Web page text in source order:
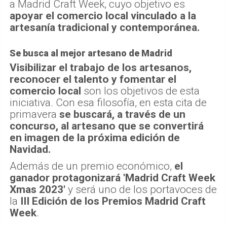
comercio localson los objetivos de esta
iniciativa. Con esa filosofía, en esta cita de
primaverase buscará, a través de un
en imagen de la próxima edición de
Navidad.
Además de un premio económico,el
ganador protagonizará 'Madrid Craft Week
Xmas 2023'y será uno de los portavoces de
laIII Edición de los Premios Madrid Craft
Week.
Para participar, deben
su obra y explicar por qué representa los
valores y el carácter de Madrid Craft Week
y su edición especial navideña al correo
concursos@madridcraftweek.es,antes del
31 de agosto. Una iniciativa posible gracias
a laapuesta de Gin Xoriguer por la